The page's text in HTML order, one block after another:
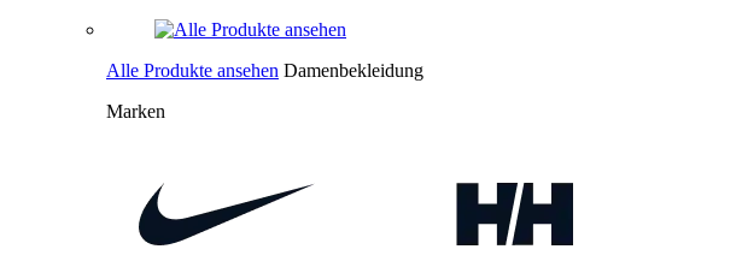
Alle Produkte ansehen Damenbekleidung
Marken